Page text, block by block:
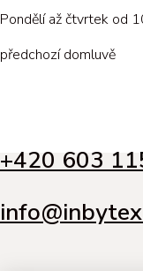
Pondělí až čtvrtek od
předchozí domluvě
+420 603